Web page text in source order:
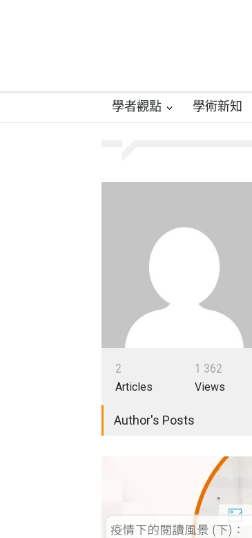
學者觀點 學術新知
2
Articles
1 362
Views
Author's Posts